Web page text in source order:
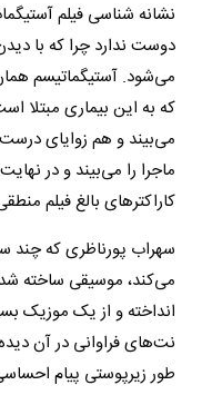
نشانه شناسی فیلم
دوست ندارد چرا که با
می‌شود. آستیگماتیسم
که به این بیماری مبتلا
می‌بیند و هم زوایای
ماجرا را می‌بیند و در
کاراکترهای بالغ فیلم
سهراب پورناظری که چند
می‌کند، موسیقی ساخته
انداخته و از یک موزیک
نت‌های فراوانی در آن
طور زیرپوستی پیام